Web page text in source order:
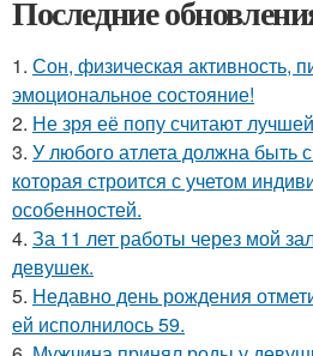
Последние
1. Сон, физическая активность,
эмоциональное состояние!
2. Не зря её попу считают
3. У любого атлета должна быть
которая строится с учетом
особенностей.
4. За 11 лет работы через мой
девушек.
5. Недавно день рождения
ей исполнилось 59.